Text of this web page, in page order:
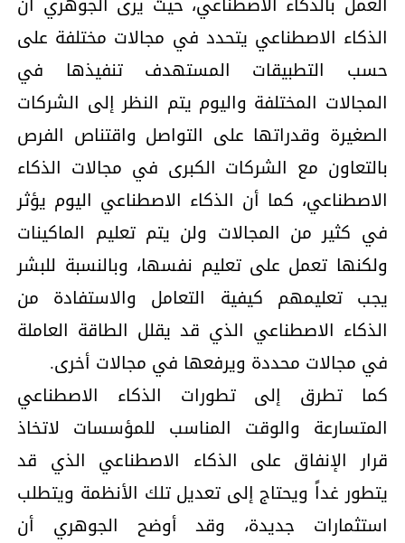
الذكاء الاصطناعي يتحدد في مجالات مختلفة على
حسب التطبيقات المستهدف تنفيذها في
المجالات المختلفة واليوم يتم النظر إلى الشركات
الصغيرة وقدراتها على التواصل واقتناص الفرص
بالتعاون مع الشركات الكبرى في مجالات الذكاء
الاصطناعي، كما أن الذكاء الاصطناعي اليوم يؤثر
في كثير من المجالات ولن يتم تعليم الماكينات
ولكنها تعمل على تعليم نفسها، وبالنسبة للبشر
يجب تعليمهم كيفية التعامل والاستفادة من
الذكاء الاصطناعي الذي قد يقلل الطاقة العاملة
في مجالات محددة ويرفعها في مجالات أخرى.
كما تطرق إلى تطورات الذكاء الاصطناعي
المتسارعة والوقت المناسب للمؤسسات لاتخاذ
قرار الإنفاق على الذكاء الاصطناعي الذي قد
يتطور غداً ويحتاج إلى تعديل تلك الأنظمة ويتطلب
استثمارات جديدة، وقد أوضح الجوهري أن